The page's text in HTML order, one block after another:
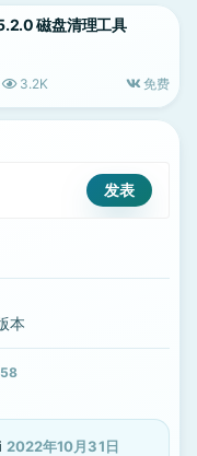
磁盘清理工具
3.2K 免费
本
2022年10月31日